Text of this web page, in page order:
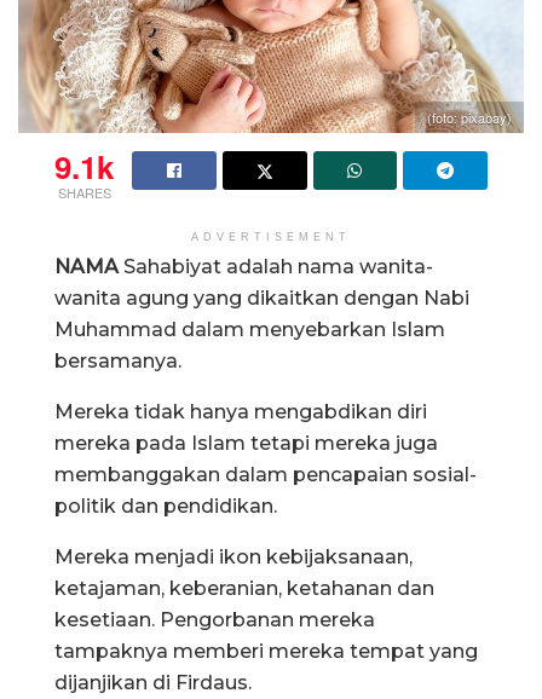
(foto: pixabay)
9.1k
SHARES
ADVERTISEMENT
NAMA Sahabiyat adalah nama wanita-
wanita agung yang dikaitkan dengan Nabi
Muhammad dalam menyebarkan Islam
bersamanya.
Mereka tidak hanya mengabdikan diri
mereka pada Islam tetapi mereka juga
membanggakan dalam pencapaian sosial-
politik dan pendidikan.
Mereka menjadi ikon kebijaksanaan,
ketajaman, keberanian, ketahanan dan
kesetiaan. Pengorbanan mereka
tampaknya memberi mereka tempat yang
dijanjikan di Firdaus.